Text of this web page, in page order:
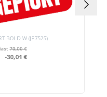
BOLD W (JP7525)
70,00 €
-30,01 €